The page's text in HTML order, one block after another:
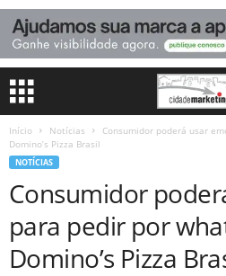
Início Notícias
Consumidor poderá usar
Domino’s Pizza Brasil
NOTÍCIAS
Consumidor
para pedir por
Domino’s Pizza